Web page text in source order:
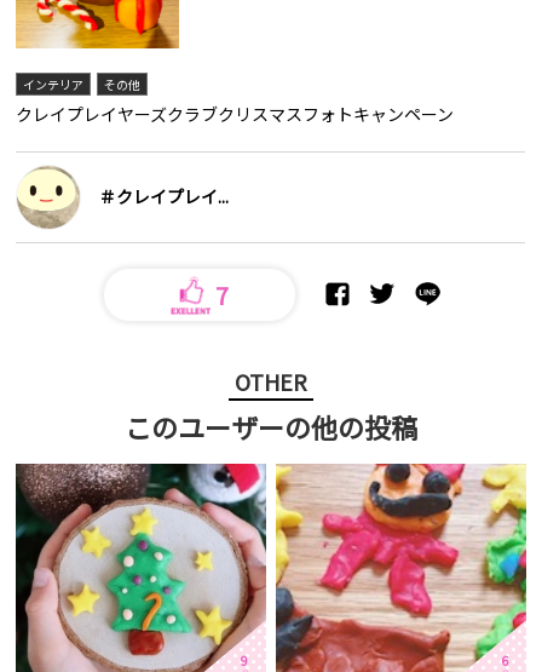
インテリア その他
クレイプレイヤーズクラブクリスマスフォトキャンペーン
＃クレイプレイ...
7
OTHER
このユーザーの他の投稿
9 6